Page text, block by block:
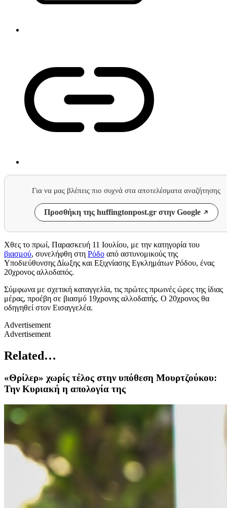
Για να μας βλέπεις πιο συχνά στα αποτελέσματα αναζήτησης
Προσθήκη της huffingtonpost.gr στην Google
Χθες το πρωί, Παρασκευή 11 Ιουλίου, με την κατηγορία του
βιασμού, συνελήφθη στη Ρόδο από αστυνομικούς της
Υποδιεύθυνσης Δίωξης και Εξιχνίασης Εγκλημάτων Ρόδου, ένας
20χρονος αλλοδαπός.
Σύμφωνα με σχετική καταγγελία, τις πρώτες πρωινές ώρες της ίδιας
μέρας, προέβη σε βιασμό 19χρονης αλλοδαπής. Ο 20χρονος θα
οδηγηθεί στον Εισαγγελέα.
Advertisement
Advertisement
Related…
«Θρίλερ» χωρίς τέλος στην υπόθεση Μουρτζούκου:
Την Κυριακή η απολογία της